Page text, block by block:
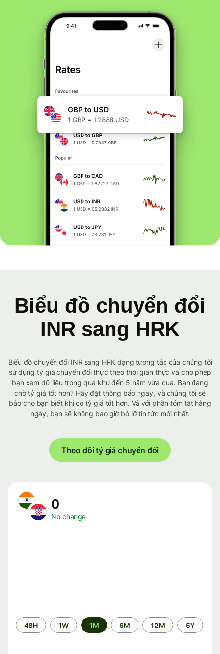
Biểu đồ chuyển đổi
INR sang HRK
Biểu đồ chuyển đổi INR sang HRK dạng tương tác của chúng tôi
sử dụng tỷ giá chuyển đổi thực theo thời gian thực và cho phép
bạn xem dữ liệu trong quá khứ đến 5 năm vừa qua. Bạn đang
chờ tỷ giá tốt hơn? Hãy đặt thông báo ngay, và chúng tôi sẽ
báo cho bạn biết khi có tỷ giá tốt hơn. Và với phần tóm tắt hằng
ngày, bạn sẽ không bao giờ bỏ lỡ tin tức mới nhất.
Theo dõi tỷ giá chuyển đổi
0
No change
Time
period
48H 1W 1M 6M 12M 5Y